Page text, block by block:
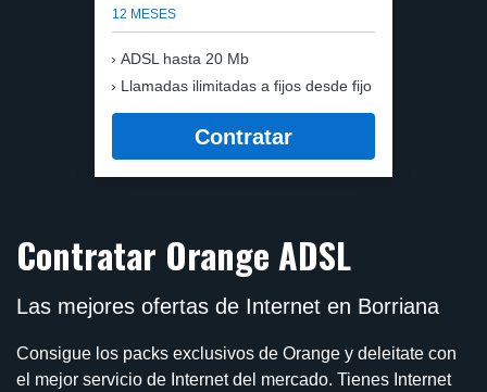
12 MESES
ADSL hasta 20 Mb
Llamadas ilimitadas a fijos desde fijo
Contratar
Contratar Orange ADSL
Las mejores ofertas de Internet en Borriana
Consigue los packs exclusivos de Orange y deleitate con
el mejor servicio de Internet del mercado. Tienes Internet